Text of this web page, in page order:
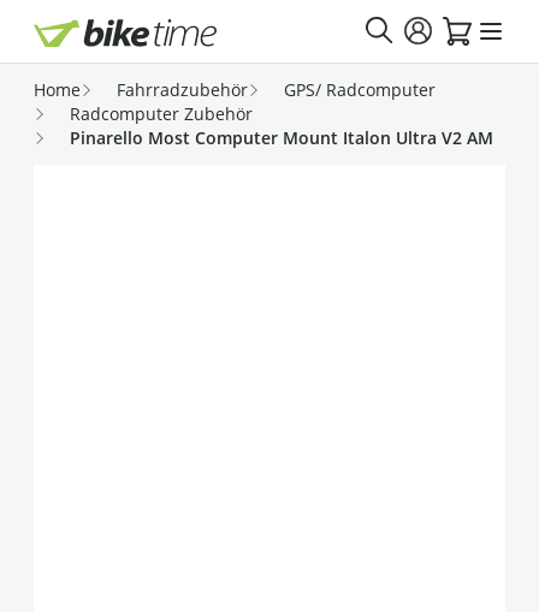
Direkt zum Inhalt
Home Fahrradzubehör
GPS/ Radcomputer
Radcomputer Zubehör
Pinarello Most Computer Mount Italon Ultra V2 AM